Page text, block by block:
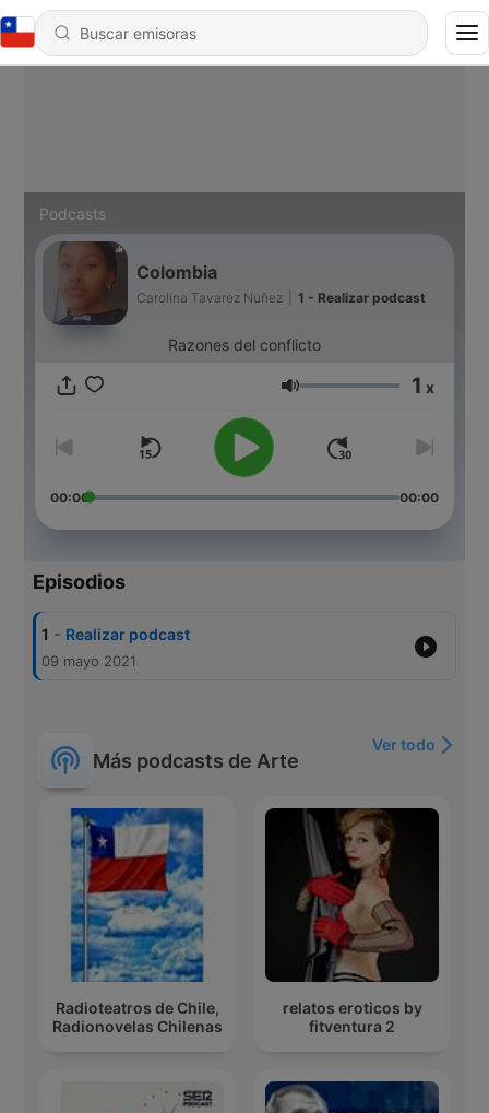
Podcasts
Colombia
Carolina Tavarez Nuñez 1 - Realizar podcast
Razones del conflicto
Volumen 1 x
00:00 00:00
Episodios
1 - Realizar podcast
09 mayo 2021
Más podcasts de Arte
Ver todo
Radioteatros de Chile,
Radionovelas Chilenas
relatos eroticos by
fitventura 2